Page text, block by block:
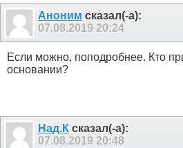
Аноним сказал(-а):
07.08.2019 20:24
Если можно, поподробнее. Кто
основании?
Над.К сказал(-а):
07.08.2019 20:48